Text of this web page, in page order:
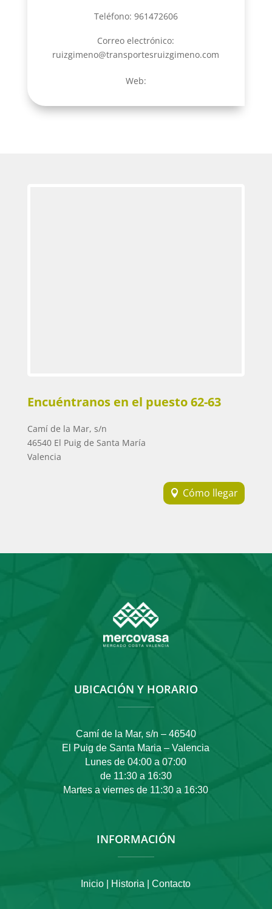
Teléfono: 961472606
Correo electrónico:
ruizgimeno@transportesruizgimeno.com
Web:
Encuéntranos en el puesto 62-63
Camí de la Mar, s/n
46540 El Puig de Santa María
Valencia
Cómo llegar
UBICACIÓN Y HORARIO
Camí de la Mar, s/n – 46540
El Puig de Santa Maria – Valencia
Lunes de 04:00 a 07:00
de 11:30 a 16:30
Martes a viernes de 11:30 a 16:30
INFORMACIÓN
Inicio | Historia |Contacto